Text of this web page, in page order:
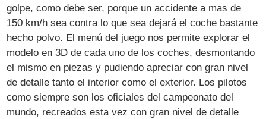
golpe, como debe ser, porque un accidente a mas de
150 km/h sea contra lo que sea dejará el coche bastante
hecho polvo. El menú del juego nos permite explorar el
modelo en 3D de cada uno de los coches, desmontando
el mismo en piezas y pudiendo apreciar con gran nivel
de detalle tanto el interior como el exterior. Los pilotos
como siempre son los oficiales del campeonato del
mundo, recreados esta vez con gran nivel de detalle